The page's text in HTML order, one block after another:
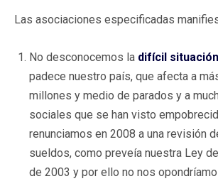
Las asociaciones especificadas
No desconocemos la difícil
padece nuestro país, que afecta a
millones y medio de parados y a
sociales que se han visto
renunciamos en 2008 a una revisión
sueldos, como preveía nuestra Ley
de 2003 y por ello no nos